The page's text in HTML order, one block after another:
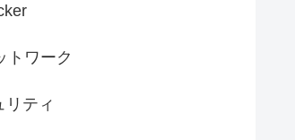
トワーク
リティ